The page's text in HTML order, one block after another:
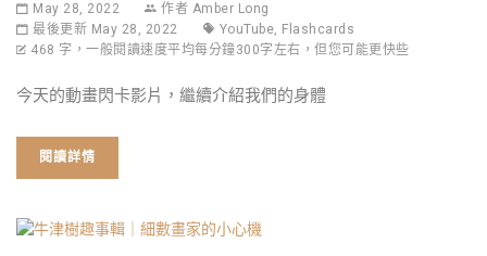
May 28, 2022 作者 Amber Long
最後更新 May 28, 2022
YouTube, Flashcards
468 字，一般閱讀速度平均每分鐘300字左右，但您可能更快些
今天的動畫閃卡影片，繼續介紹我們的身體
閱讀詳情